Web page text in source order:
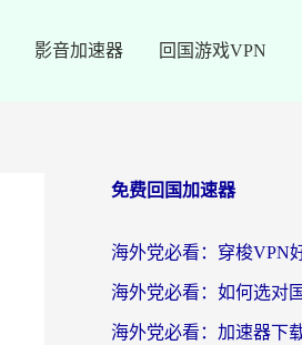
影音加速器 回国游戏VPN
免费回国加速器